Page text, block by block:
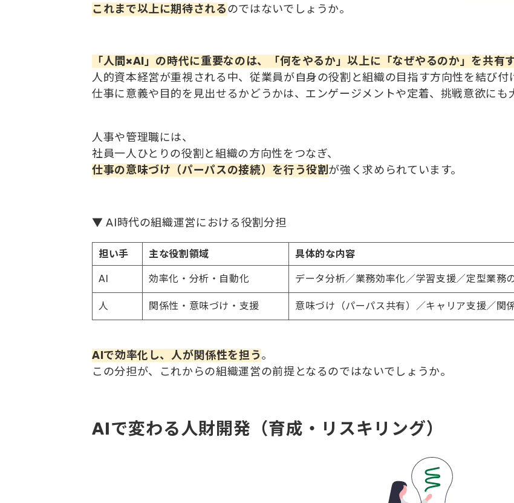
これまで以上に期待されるのではないでしょうか。
「人間×AI」の時代に重要なのは、「何をやるか」以上に「なぜやるのか」を共有
人的資本経営が重視される中、従業員が自身の役割と組織の目指す方向性を結び付
仕事に意義や目的を見出せるかどうかは、エンゲージメントや定着、挑戦意欲にも
人事や管理職には、
社員一人ひとりの役割と組織の方向性をつなぎ、
仕事の意味づけ（パーパスの接続）を行う役割が強く求められています。
▼ AI時代の組織運営における役割分担
担い手 主な役割領域 具体的な内容
AI 効率化・分析・自動化 データ分析／業務効率化／学習支援／定型業務
人 関係性・意味づけ・支援 意味づけ（パーパス共有）／キャリア支援／関
AIで効率化し、人が関係性を担う。
この分担が、これからの組織運営の前提となるのではないでしょうか。
AIで変わる人財開発（育成・リスキリング）